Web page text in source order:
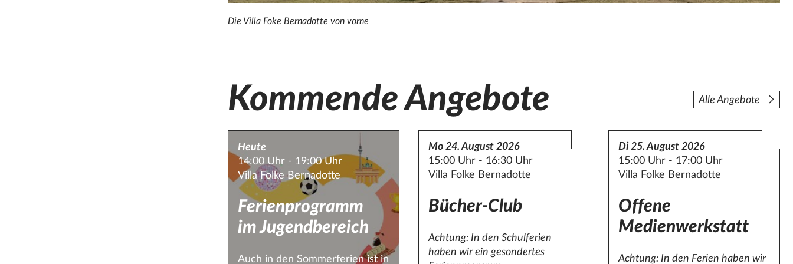
Die Villa Foke Bernadotte von vorne
Kommende Angebote Alle Angebote
Heute
14:00 Uhr - 19:00 Uhr
Villa Folke Bernadotte
Ferienprogramm
im Jugendbereich
Auch in den Sommerferien ist in
Mo 24. August 2026
15:00 Uhr - 16:30 Uhr
Villa Folke Bernadotte
Bücher-Club
Achtung: In den Schulferien
haben wir ein gesondertes
Di 25. August 2026
15:00 Uhr - 17:00 Uhr
Villa Folke Bernadotte
Offene
Medienwerkstatt
Achtung: In den Ferien haben wir